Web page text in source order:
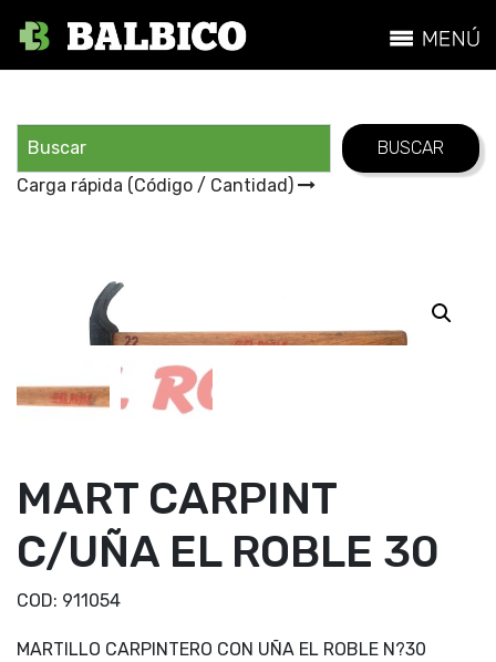
Carga rápida (Código / Cantidad)
MART CARPINT
C/UÑA EL ROBLE 30
COD: 911054
MARTILLO CARPINTERO CON UÑA EL ROBLE N?30